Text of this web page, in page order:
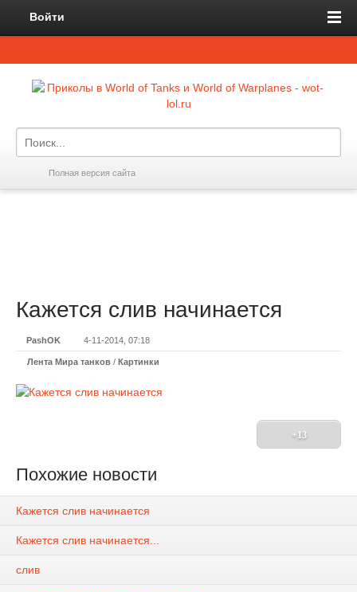
Войти
Полная версия сайта
Кажется слив начинается
PashOK 4-11-2014, 07:18
Лента Мира танков / Картинки
+13
Похожие новости
Кажется слив начинается
Кажется слив начинается...
слив